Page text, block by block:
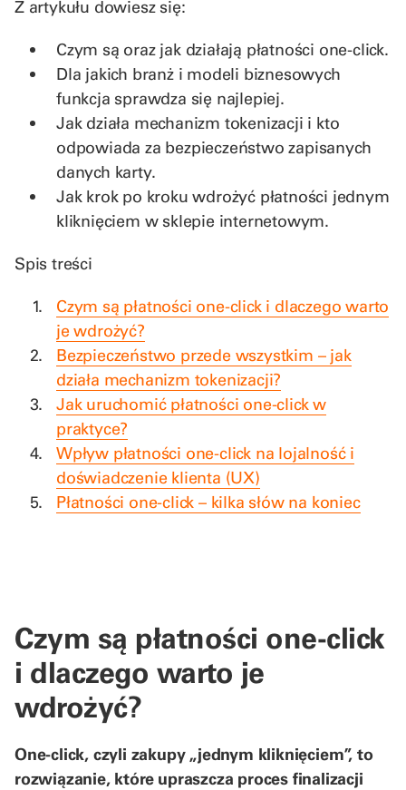
Z artykułu dowiesz się:
Czym są oraz jak działają płatności one-click.
Dla jakich branż i modeli biznesowych
funkcja sprawdza się najlepiej.
Jak działa mechanizm tokenizacji i kto
odpowiada za bezpieczeństwo zapisanych
danych karty.
Jak krok po kroku wdrożyć płatności jednym
kliknięciem w sklepie internetowym.
Spis treści
Czym są płatności one-click i dlaczego warto
je wdrożyć?
Bezpieczeństwo przede wszystkim – jak
działa mechanizm tokenizacji?
Jak uruchomić płatności one-click w
praktyce?
Wpływ płatności one-click na lojalność i
doświadczenie klienta (UX)
Płatności one-click – kilka słów na koniec
Czym są płatności one-click
i dlaczego warto je
wdrożyć?
One-click, czyli zakupy „jednym kliknięciem”, to
rozwiązanie, które upraszcza proces finalizacji